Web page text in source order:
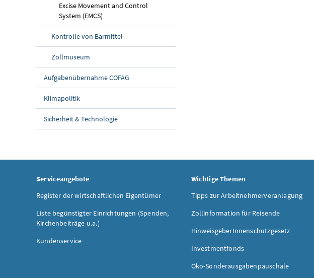
Excise Movement and Control
System (EMCS)
Kontrolle von Barmittel
Zollmuseum
Aufgabenübernahme COFAG
Klimapolitik
Sicherheit & Technologie
Serviceangebote
Register der wirtschaftlichen Eigentümer
Liste begünstigter Einrichtungen (Spenden,
Kirchenbeiträge u.a.)
Kundenservice
Wichtige Themen
Tipps zur Arbeitnehmerveranlagung
Zollinformation für Reisende
HinweisgeberInnenschutzgesetz
Investmentfonds
Öko-Sonderausgabenpauschale